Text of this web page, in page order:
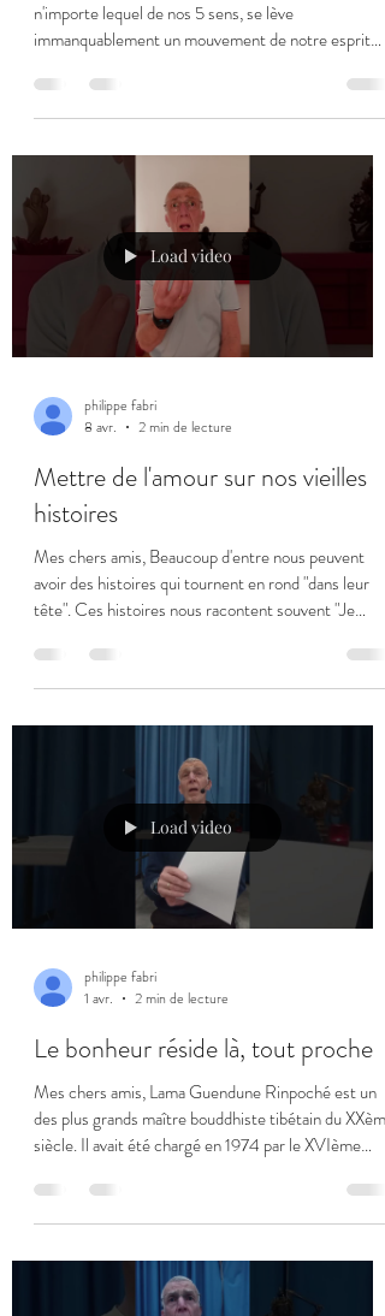
n'importe lequel de nos 5 sens, se lève
immanquablement un mouvement de notre esprit
"ça m'est égal". Toute perception est immédiatement
suivie d'une appréciation. Cette appréciation
peut être suive d'une réflexion pour remettre cette
première pensée en question. D'où vient cette
première appréciation ? Elle survient dans no
Load video
philippe fabri
8 avr.
2 min de lecture
Mettre de l'amour sur nos vieilles
histoires
Mes chers amis, Beaucoup d'entre nous peuvent
avoir des histoires qui tournent en rond "dans leur
tête". Ces histoires nous racontent souvent "Je
me faire cela". Ce sont des histoires du passé auquel
nous ne pouvons plus rien changer. Ce sont des
clé pour se débarrasser de ces ruminations demande
Load video
philippe fabri
1 avr.
2 min de lecture
Le bonheur réside là, tout proche
Mes chers amis, Lama Guendune Rinpoché est un
des plus grands maître bouddhiste tibétain du XXème
siècle. Il avait été chargé en 1974 par le XVIème
fondé les centres bouddhistes de Dhagpo en
Dordogne et du Bost en Auvergne. Il est décédé en
résume d'une façon très simple toute la voie vers la
libération de nos souffrances, vers l'éveil et donc